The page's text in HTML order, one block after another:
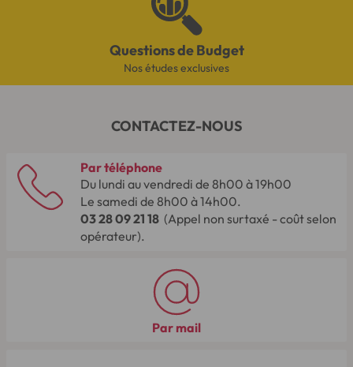
Questions de Budget
Nos études exclusives
CONTACTEZ-NOUS
Par téléphone
Du lundi au vendredi de 8h00 à 19h00
Le samedi de 8h00 à 14h00.
03 28 09 21 18 (Appel non surtaxé - coût selon
opérateur).
Par mail